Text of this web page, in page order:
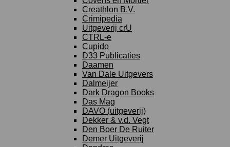
Creathlon B.V.
Crimipedia
Uitgeverij crU
CTRL-e
Cupido
D33 Publicaties
Daamen
Van Dale Uitgevers
Dalmeijer
Dark Dragon Books
Das Mag
DAVO (uitgeverij)
Dekker & v.d. Vegt
Den Boer De Ruiter
Demer Uitgeverij